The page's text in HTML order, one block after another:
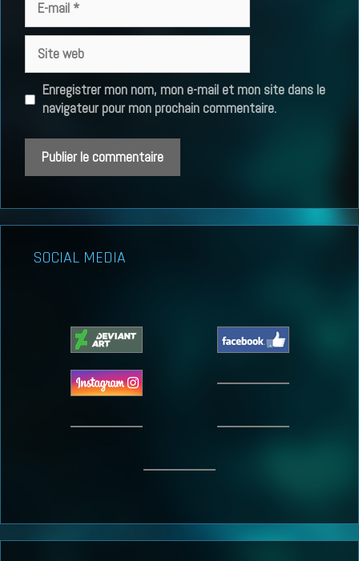
mail
web
Enregistrer mon nom, mon e-mail et mon site dans le
navigateur pour mon prochain commentaire.
SOCIAL MEDIA